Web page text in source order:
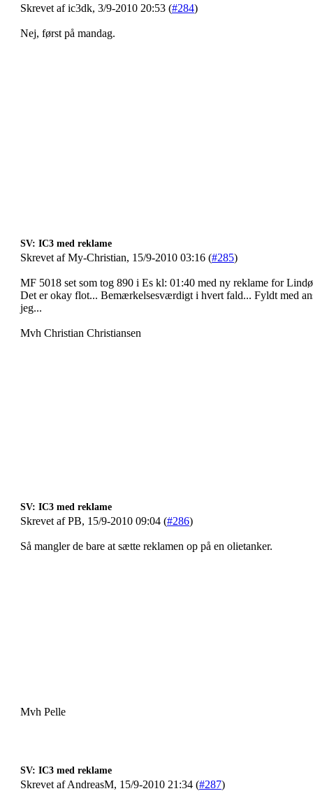
Skrevet af ic3dk, 3/9-2010 20:53 (#284)
Nej, først på mandag.
SV: IC3 med reklame
Skrevet af My-Christian, 15/9-2010 03:16 (#285)
MF 5018 set som tog 890 i Es kl: 01:40 med ny reklame for Lindø
Det er okay flot... Bemærkelsesværdigt i hvert fald... Fyldt med
jeg...
Mvh Christian Christiansen
SV: IC3 med reklame
Skrevet af PB, 15/9-2010 09:04 (#286)
Så mangler de bare at sætte reklamen op på en olietanker.
Mvh Pelle
SV: IC3 med reklame
Skrevet af AndreasM, 15/9-2010 21:34 (#287)